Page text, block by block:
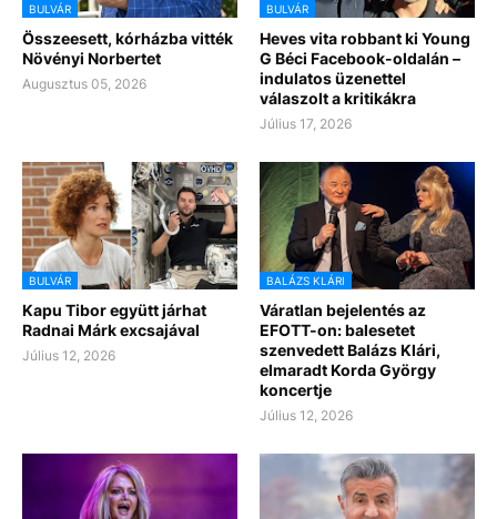
BULVÁR
Összeesett, kórházba vitték
Növényi Norbertet
Augusztus 05, 2026
BULVÁR
Heves vita robbant ki Young
G Béci Facebook-oldalán –
indulatos üzenettel
válaszolt a kritikákra
Július 17, 2026
BULVÁR
Kapu Tibor együtt járhat
Radnai Márk excsajával
Július 12, 2026
BALÁZS KLÁRI
Váratlan bejelentés az
EFOTT-on: balesetet
szenvedett Balázs Klári,
elmaradt Korda György
koncertje
Július 12, 2026